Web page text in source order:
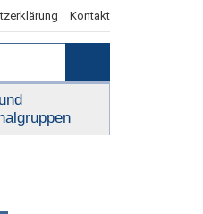
Kontakt